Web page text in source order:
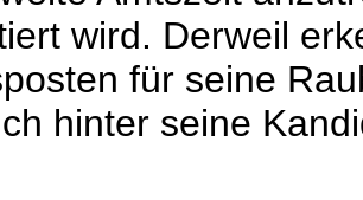
wird. Derweil
für seine
hinter seine